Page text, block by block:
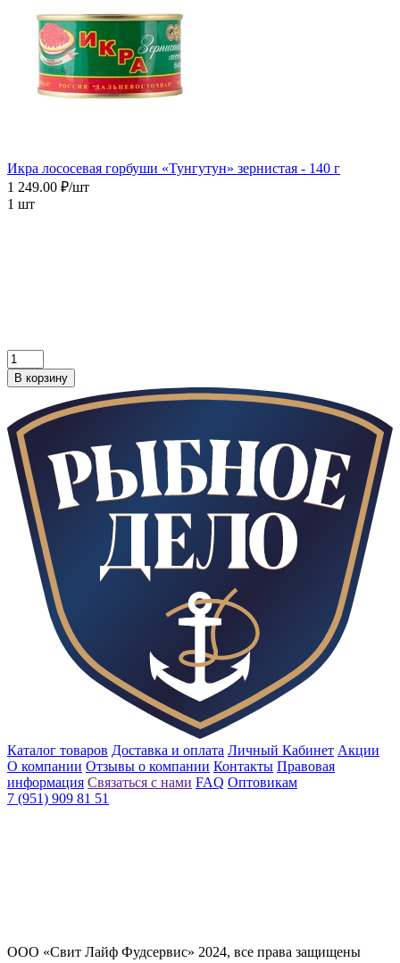
Икра лососевая горбуши «Тунгутун» зернистая - 140 г
1 249.00 ₽/шт
1 шт
В корзину
Каталог товаров Доставка и оплата Личный Кабинет Акции
О компании Отзывы о компании Контакты Правовая
информация Связаться с нами FAQ Оптовикам
7 (951) 909 81 51
ООО «Свит Лайф Фудсервис» 2024, все права защищены